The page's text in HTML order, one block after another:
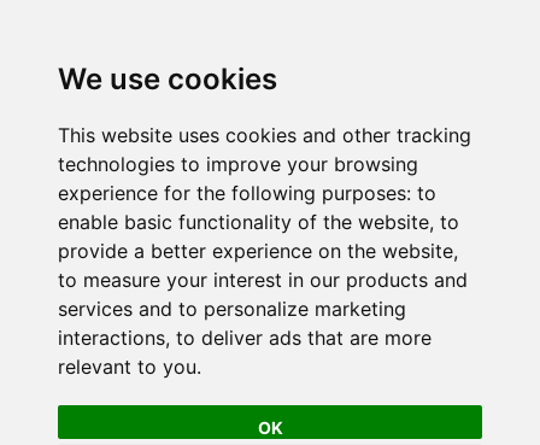
We use cookies
This website uses cookies and other tracking
technologies to improve your browsing
experience for the following purposes: to
enable basic functionality of the website, to
provide a better experience on the website,
to measure your interest in our products and
services and to personalize marketing
interactions, to deliver ads that are more
relevant to you.
OK